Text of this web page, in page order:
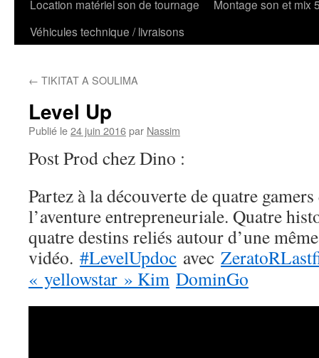
Location matériel son de tournage
Montage son et mix
Véhicules technique / livraisons
← TIKITAT A SOULIMA
Level Up
Publié le24 juin 2016par Nassim
Post Prod chez Dino :
Partez à la découverte de quatre
l’aventure entrepreneuriale. Quatre
quatre destins reliés autour d’une
vidéo. ‪#‎LevelUpdoc‬ avec ZeratoR
« yellowstar » Kim DominGo